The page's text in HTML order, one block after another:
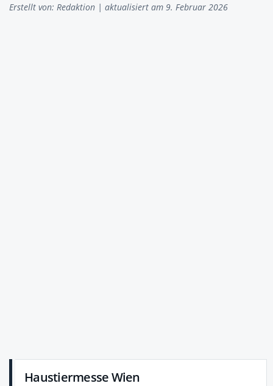
Erstellt von: Redaktion | aktualisiert am 9. Februar 2026
Haustiermesse Wien